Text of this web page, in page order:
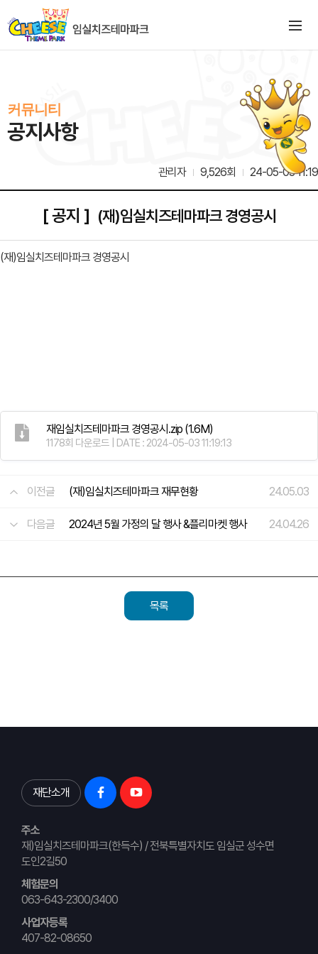
커뮤니티
공지사항
관리자 9,526회 24-05-03 11:19
[ 공지 ] (재)임실치즈테마파크 경영공시
(재)임실치즈테마파크 경영공시
재임실치즈테마파크 경영공시.zip (1.6M)
1178회 다운로드 | DATE : 2024-05-03 11:19:13
이전글 (재)임실치즈테마파크 재무현황 24.05.03
다음글 2024년 5월 가정의 달 행사 &플리마켓 행사 24.04.26
목록
재단소개
주소
재)임실치즈테마파크(한득수) / 전북특별자치도 임실군 성수면
도인2길50
체험문의
063-643-2300/3400
사업자등록
407-82-08650